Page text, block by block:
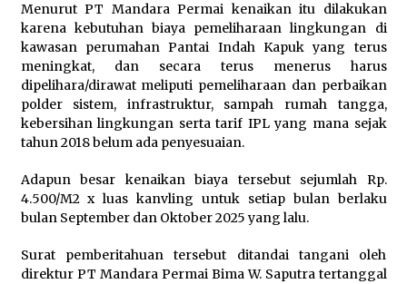
Menurut PT Mandara Permai kenaikan itu dilakukan
karena kebutuhan biaya pemeliharaan lingkungan di
kawasan perumahan Pantai Indah Kapuk yang terus
meningkat, dan secara terus menerus harus
dipelihara/dirawat meliputi pemeliharaan dan perbaikan
polder sistem, infrastruktur, sampah rumah tangga,
kebersihan lingkungan serta tarif IPL yang mana sejak
tahun 2018 belum ada penyesuaian.
Adapun besar kenaikan biaya tersebut sejumlah Rp.
4.500/M2 x luas kanvling untuk setiap bulan berlaku
bulan September dan Oktober 2025 yang lalu.
Surat pemberitahuan tersebut ditandai tangani oleh
direktur PT Mandara Permai Bima W. Saputra tertanggal